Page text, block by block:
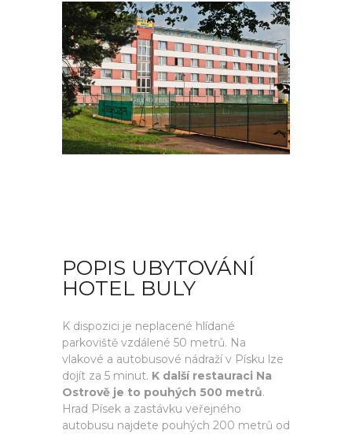
POPIS UBYTOVÁNÍ
HOTEL BULY
K dispozici je neplacené hlídané
parkoviště vzdálené 50 metrů. Na
vlakové a autobusové nádraží v Písku lze
dojít za 5 minut. K další restauraci Na
Ostrově je to pouhých 500 metrů.
Hrad Písek a zastávku veřejného
autobusu najdete pouhých 200 metrů od